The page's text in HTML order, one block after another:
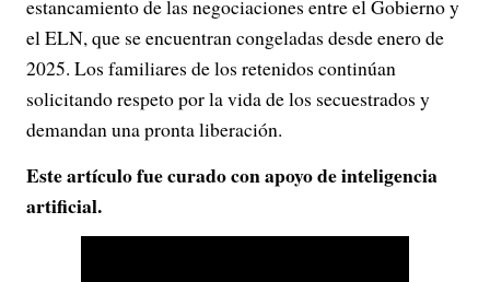
estancamiento de las negociaciones entre el Gobierno y
el ELN, que se encuentran congeladas desde enero de
2025. Los familiares de los retenidos continúan
solicitando respeto por la vida de los secuestrados y
demandan una pronta liberación.
Este artículo fue curado con apoyo de inteligencia
artificial.